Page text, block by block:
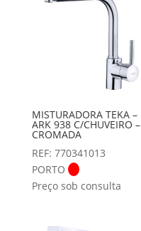
MISTURADORA TEKA –
ARK 938 C/CHUVEIRO –
CROMADA
REF: 770341013
PORTO
Preço sob consulta